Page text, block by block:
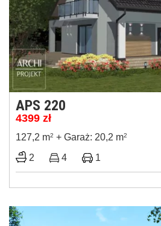
APS 220
4399 zł
127,2 m2 + Garaż: 20,2 m2
2 4 1